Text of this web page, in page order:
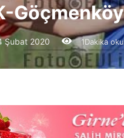
Şubat 2020 1Dakika